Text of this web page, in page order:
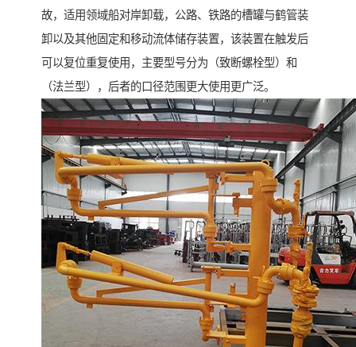
故，适用领域船对岸卸载，公路、铁路的槽罐与鹤管装
卸以及其他固定和移动流体储存装置，该装置在触发后
可以复位重复使用，主要型号分为（致断螺栓型）和
（法兰型），后者的口径范围更大使用更广泛。